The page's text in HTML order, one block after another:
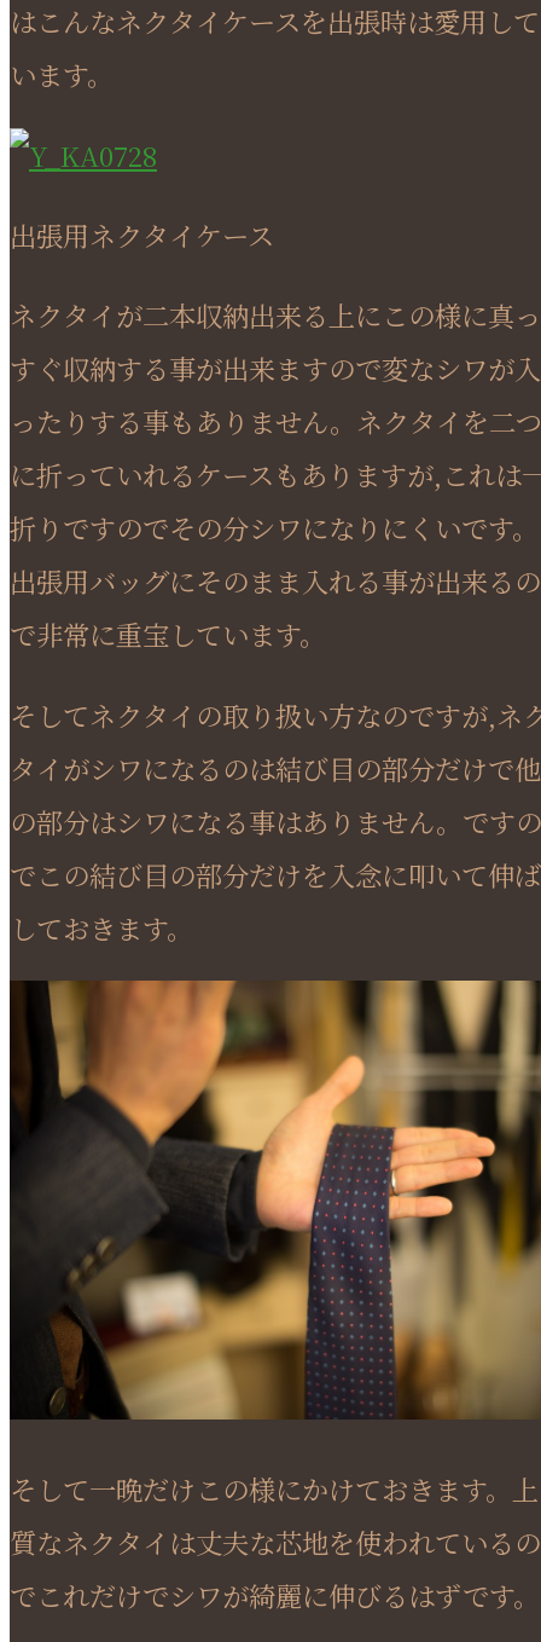
はこんなネクタイケースを出張時は愛用して
います。
出張用ネクタイケース
ネクタイが二本収納出来る上にこの様に真っ
すぐ収納する事が出来ますので変なシワが入
ったりする事もありません。ネクタイを二つ
に折っていれるケースもありますが,これは
折りですのでその分シワになりにくいです。
出張用バッグにそのまま入れる事が出来るの
で非常に重宝しています。
そしてネクタイの取り扱い方なのですが,ネ
タイがシワになるのは結び目の部分だけで他
の部分はシワになる事はありません。ですの
でこの結び目の部分だけを入念に叩いて伸ば
しておきます。
そして一晩だけこの様にかけておきます。上
質なネクタイは丈夫な芯地を使われているの
でこれだけでシワが綺麗に伸びるはずです。